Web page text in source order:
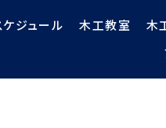
ケジュール 木工教室 木